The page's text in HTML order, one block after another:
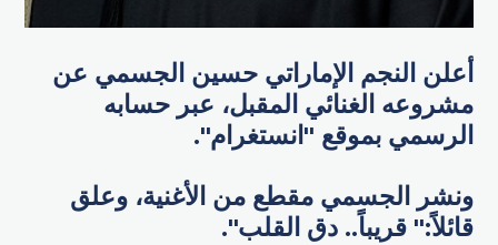
أعلن النجم الإماراتي حسين الجسمي عن
مشروعه الغنائي المقبل، عبر حسابه
الرسمي بموقع "انستغرام".
ونشر الجسمي مقطع من الأغنية، وعلق
قائلاً:" قريباً.. دق القلب".